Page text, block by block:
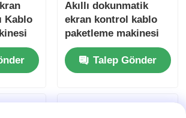
Kablo
Akıllı dokunmatik
ekran kontrol kablo
paketleme makinesi
Dakikada 30 ¢ 60
torba Yüksek
verimlilik
Talep Gönder